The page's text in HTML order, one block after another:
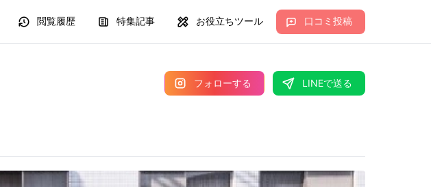
閲覧履歴 特集記事 お役立ちツール 口コミ投稿
フォローする LINEで送る